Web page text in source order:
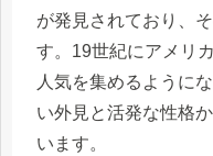
が発見されており、
す。19世紀にアメリ
人気を集めるように
い外見と活発な性格
います。